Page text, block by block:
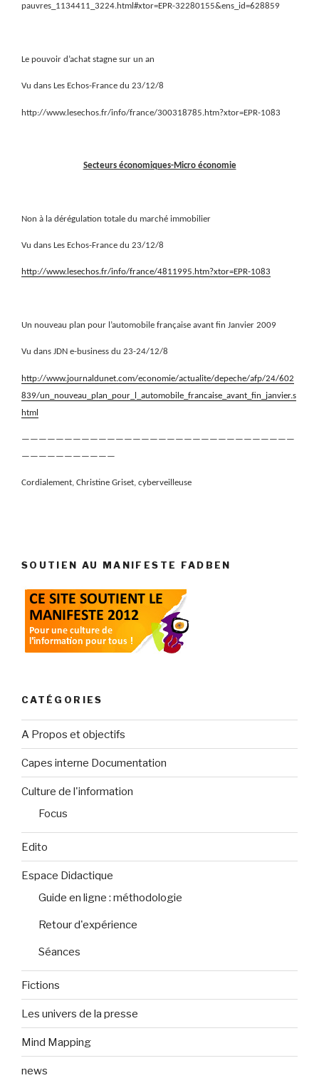
pauvres_1134411_3224.html#xtor=EPR-32280155&ens_id=628859
Le pouvoir d’achat stagne sur un an
Vu dans Les Echos-France du 23/12/8
http://www.lesechos.fr/info/france/300318785.htm?xtor=EPR-1083
Secteurs économiques-Micro économie
Non à la dérégulation totale du marché immobilier
Vu dans Les Echos-France du 23/12/8
http://www.lesechos.fr/info/france/4811995.htm?xtor=EPR-1083
Un nouveau plan pour l’automobile française avant fin Janvier 2009
Vu dans JDN e-business du 23-24/12/8
http://www.journaldunet.com/economie/actualite/depeche/afp/24/602
839/un_nouveau_plan_pour_l_automobile_francaise_avant_fin_janvier.s
html
————————————————————————————————
———————————
Cordialement, Christine Griset, cyberveilleuse
SOUTIEN AU MANIFESTE FADBEN
CATÉGORIES
A Propos et objectifs
Capes interne Documentation
Culture de l'information
Focus
Edito
Espace Didactique
Guide en ligne : méthodologie
Retour d'expérience
Séances
Fictions
Les univers de la presse
Mind Mapping
news